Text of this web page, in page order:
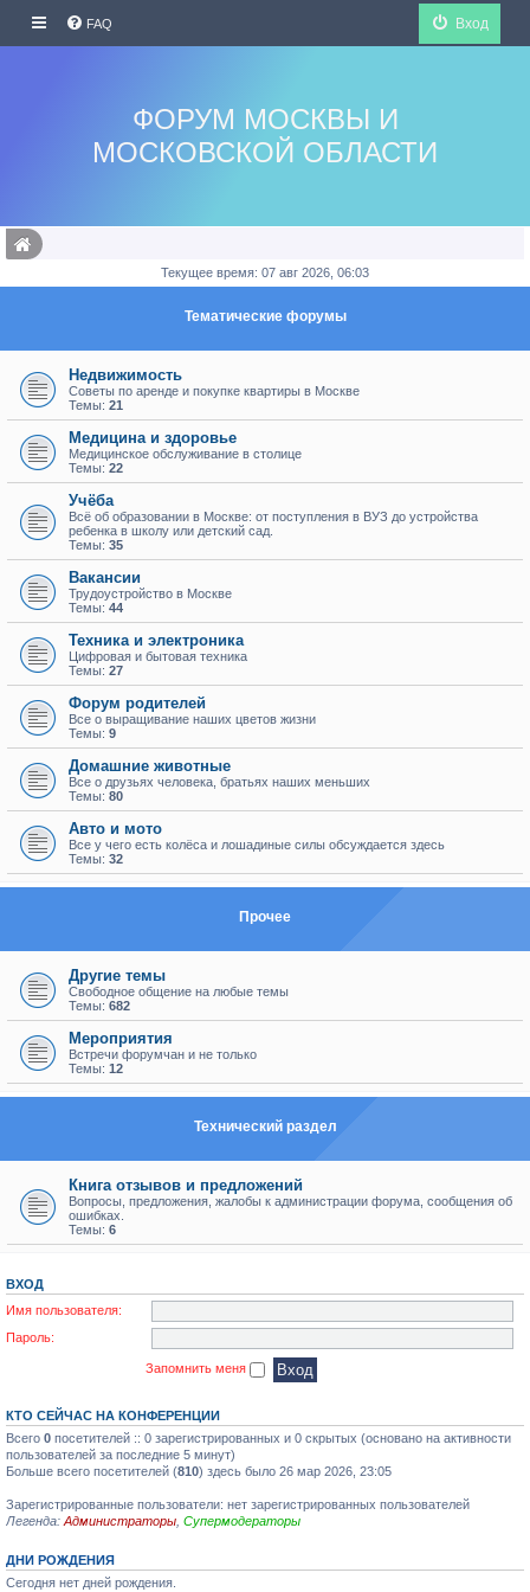
FAQ Вход
ФОРУМ МОСКВЫ И
МОСКОВСКОЙ ОБЛАСТИ
Текущее время: 07 авг 2026, 06:03
Тематические форумы
Недвижимость
Советы по аренде и покупке квартиры в Москве
Темы: 21
Медицина и здоровье
Медицинское обслуживание в столице
Темы: 22
Учёба
Всё об образовании в Москве: от поступления в ВУЗ до устройства
ребенка в школу или детский сад.
Темы: 35
Вакансии
Трудоустройство в Москве
Темы: 44
Техника и электроника
Цифровая и бытовая техника
Темы: 27
Форум родителей
Все о выращивание наших цветов жизни
Темы: 9
Домашние животные
Все о друзьях человека, братьях наших меньших
Темы: 80
Авто и мото
Все у чего есть колёса и лошадиные силы обсуждается здесь
Темы: 32
Прочее
Другие темы
Свободное общение на любые темы
Темы: 682
Мероприятия
Встречи форумчан и не только
Темы: 12
Технический раздел
Книга отзывов и предложений
Вопросы, предложения, жалобы к администрации форума, сообщения об
ошибках.
Темы: 6
ВХОД
Имя пользователя:
Пароль:
Запомнить меня
КТО СЕЙЧАС НА КОНФЕРЕНЦИИ
Всего 0 посетителей :: 0 зарегистрированных и 0 скрытых (основано на активности
пользователей за последние 5 минут)
Больше всего посетителей (810) здесь было 26 мар 2026, 23:05
Зарегистрированные пользователи: нет зарегистрированных пользователей
Легенда: Администраторы Супермодераторы
ДНИ РОЖДЕНИЯ
Сегодня нет дней рождения.